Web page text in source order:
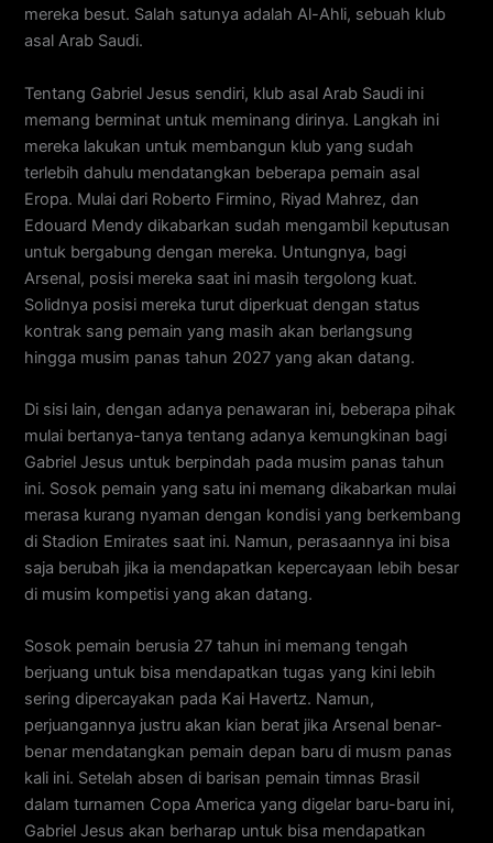
mereka besut. Salah satunya adalah Al-Ahli, sebuah klub
asal Arab Saudi.
Tentang Gabriel Jesus sendiri, klub asal Arab Saudi ini
memang berminat untuk meminang dirinya. Langkah ini
mereka lakukan untuk membangun klub yang sudah
terlebih dahulu mendatangkan beberapa pemain asal
Eropa. Mulai dari Roberto Firmino, Riyad Mahrez, dan
Edouard Mendy dikabarkan sudah mengambil keputusan
untuk bergabung dengan mereka. Untungnya, bagi
Arsenal, posisi mereka saat ini masih tergolong kuat.
Solidnya posisi mereka turut diperkuat dengan status
kontrak sang pemain yang masih akan berlangsung
hingga musim panas tahun 2027 yang akan datang.
Di sisi lain, dengan adanya penawaran ini, beberapa pihak
mulai bertanya-tanya tentang adanya kemungkinan bagi
Gabriel Jesus untuk berpindah pada musim panas tahun
ini. Sosok pemain yang satu ini memang dikabarkan mulai
merasa kurang nyaman dengan kondisi yang berkembang
di Stadion Emirates saat ini. Namun, perasaannya ini bisa
saja berubah jika ia mendapatkan kepercayaan lebih besar
di musim kompetisi yang akan datang.
Sosok pemain berusia 27 tahun ini memang tengah
berjuang untuk bisa mendapatkan tugas yang kini lebih
sering dipercayakan pada Kai Havertz. Namun,
perjuangannya justru akan kian berat jika Arsenal benar-
benar mendatangkan pemain depan baru di musm panas
kali ini. Setelah absen di barisan pemain timnas Brasil
dalam turnamen Copa America yang digelar baru-baru ini,
Gabriel Jesus akan berharap untuk bisa mendapatkan